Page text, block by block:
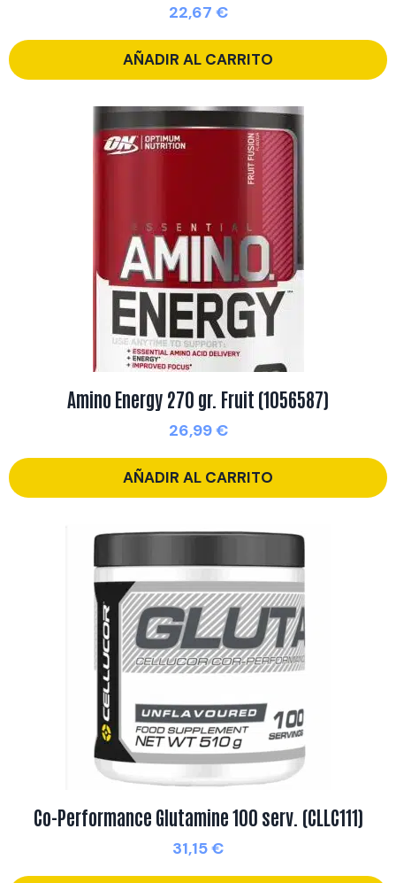
22,67 €
AÑADIR AL CARRITO
Amino Energy 270 gr. Fruit (1056587)
26,99€
AÑADIR AL CARRITO
Co-Performance Glutamine 100 serv. (CLLC111)
31,15€